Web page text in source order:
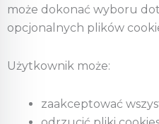
może dokonać wyboru
opcjonalnych plików
Użytkownik może:
zaakceptować